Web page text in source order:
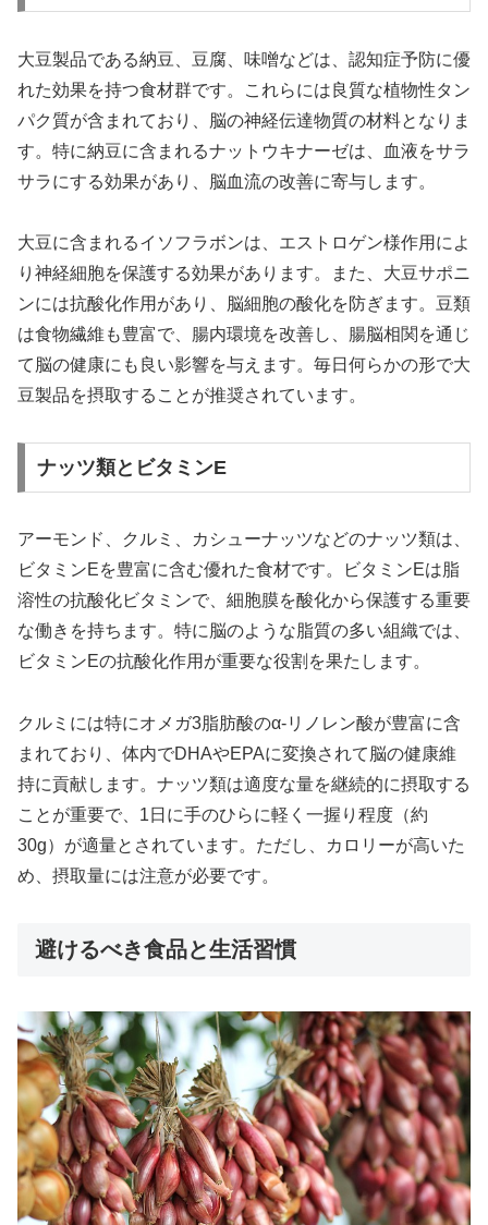
大豆製品である納豆、豆腐、味噌などは、認知症予防に優
れた効果を持つ食材群です。これらには良質な植物性タン
パク質が含まれており、脳の神経伝達物質の材料となりま
す。特に納豆に含まれるナットウキナーゼは、血液をサラ
サラにする効果があり、脳血流の改善に寄与します。
大豆に含まれるイソフラボンは、エストロゲン様作用によ
り神経細胞を保護する効果があります。また、大豆サポニ
ンには抗酸化作用があり、脳細胞の酸化を防ぎます。豆類
は食物繊維も豊富で、腸内環境を改善し、腸脳相関を通じ
て脳の健康にも良い影響を与えます。毎日何らかの形で大
豆製品を摂取することが推奨されています。
ナッツ類とビタミンE
アーモンド、クルミ、カシューナッツなどのナッツ類は、
ビタミンEを豊富に含む優れた食材です。ビタミンEは脂
溶性の抗酸化ビタミンで、細胞膜を酸化から保護する重要
な働きを持ちます。特に脳のような脂質の多い組織では、
ビタミンEの抗酸化作用が重要な役割を果たします。
クルミには特にオメガ3脂肪酸のα-リノレン酸が豊富に含
まれており、体内でDHAやEPAに変換されて脳の健康維
持に貢献します。ナッツ類は適度な量を継続的に摂取する
ことが重要で、1日に手のひらに軽く一握り程度（約
30g）が適量とされています。ただし、カロリーが高いた
め、摂取量には注意が必要です。
避けるべき食品と生活習慣